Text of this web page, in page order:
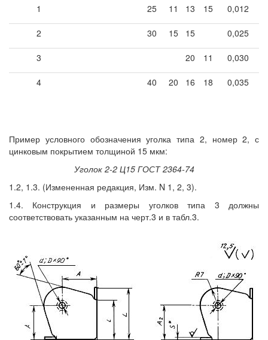
1 25 11 13 15 0,012
2 30 15 15 0,025
3 20 11 0,030
4 40 20 16 18 0,035
Пример условного обозначения уголка типа 2, номер 2, с
цинковым покрытием толщиной 15 мкм:
Уголок 2-2 Ц15 ГОСТ 2364-74
1.2, 1.3. (Измененная редакция, Изм. N 1, 2, 3).
1.4. Конструкция и размеры уголков типа 3 должны
соответствовать указанным на черт.3 и в табл.3.